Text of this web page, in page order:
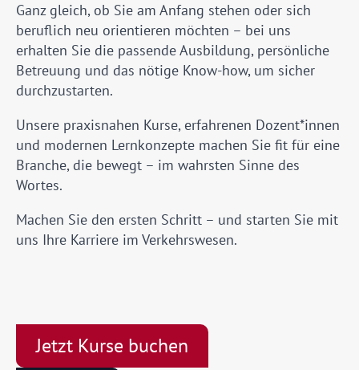
Ganz gleich, ob Sie am Anfang stehen oder sich
beruflich neu orientieren möchten – bei uns
erhalten Sie die passende Ausbildung, persönliche
Betreuung und das nötige Know-how, um sicher
durchzustarten.
Unsere praxisnahen Kurse, erfahrenen Dozent*innen
und modernen Lernkonzepte machen Sie fit für eine
Branche, die bewegt – im wahrsten Sinne des
Wortes.
Machen Sie den ersten Schritt – und starten Sie mit
uns Ihre Karriere im Verkehrswesen.
Jetzt Kurse buchen